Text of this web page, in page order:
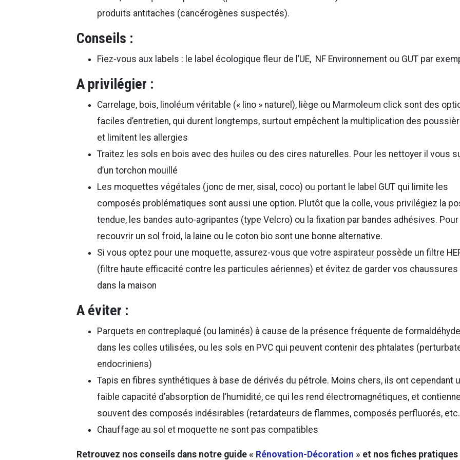
produits antitaches (cancérogènes suspectés).
Conseils :
Fiez-vous aux labels : le label écologique fleur de l’UE, NF Environnement ou GUT par
A privilégier :
Carrelage, bois, linoléum véritable (« lino » naturel), liège ou Marmoleum click sont des
faciles d’entretien, qui durent longtemps, surtout empêchent la multiplication des
et limitent les allergies
Traitez les sols en bois avec des huiles ou des cires naturelles. Pour les nettoyer il vous
d’un torchon mouillé
Les moquettes végétales (jonc de mer, sisal, coco) ou portant le label GUT qui limite les
composés problématiques sont aussi une option. Plutôt que la colle, vous privilégiez la
tendue, les bandes auto-agripantes (type Velcro) ou la fixation par bandes adhésives. Pour
recouvrir un sol froid, la laine ou le coton bio sont une bonne alternative.
Si vous optez pour une moquette, assurez-vous que votre aspirateur possède un filtre
(filtre haute efficacité contre les particules aériennes) et évitez de garder vos chaussures
dans la maison
A éviter :
Parquets en contreplaqué (ou laminés) à cause de la présence fréquente de formaldéhyde
dans les colles utilisées, ou les sols en PVC qui peuvent contenir des phtalates
endocriniens)
Tapis en fibres synthétiques à base de dérivés du pétrole. Moins chers, ils ont cependant
faible capacité d’absorption de l’humidité, ce qui les rend électromagnétiques, et
souvent des composés indésirables (retardateurs de flammes, composés perfluorés,
Chauffage au sol et moquette ne sont pas compatibles
Retrouvez nos conseils dans notre guide « Rénovation-Décoration » et nos fiches pratiques